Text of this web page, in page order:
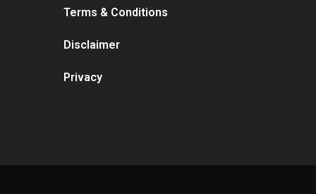
Terms & Conditions
Disclaimer
Privacy